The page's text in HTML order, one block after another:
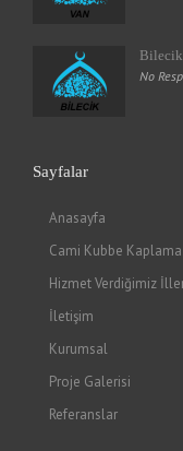
Bilecik
No
Sayfalar
Anasayfa
Cami Kubbe Kaplama
Hizmet Verdiğimiz
İletişim
Kurumsal
Proje Galerisi
Referanslar